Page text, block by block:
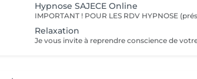
Hypnose SAJECE Online
Relaxation